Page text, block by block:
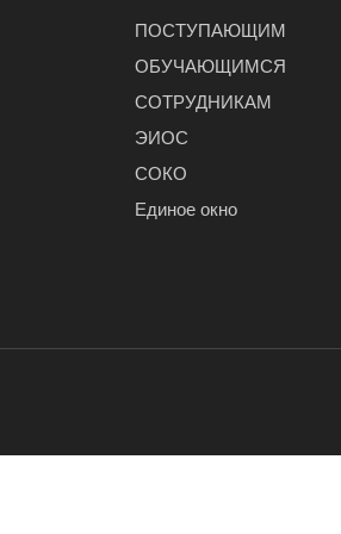
ПОСТУПАЮЩИМ
ОБУЧАЮЩИМСЯ
СОТРУДНИКАМ
ЭИОС
СОКО
Единое окно